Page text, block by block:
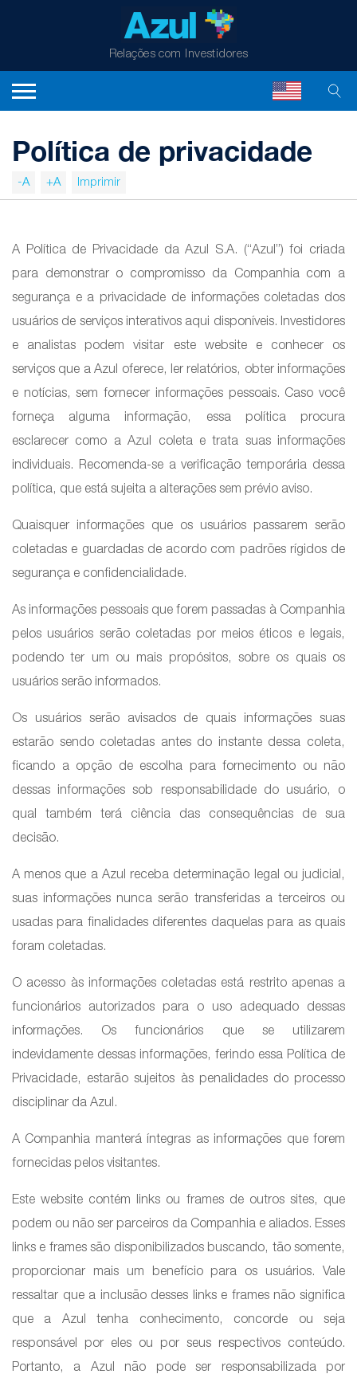
Relações com Investidores
Política de privacidade
-A +A Imprimir
A Política de Privacidade da Azul S.A. (“Azul”) foi criada
para demonstrar o compromisso da Companhia com a
segurança e a privacidade de informações coletadas dos
usuários de serviços interativos aqui disponíveis. Investidores
e analistas podem visitar este website e conhecer os
serviços que a Azul oferece, ler relatórios, obter informações
e notícias, sem fornecer informações pessoais. Caso você
forneça alguma informação, essa política procura
esclarecer como a Azul coleta e trata suas informações
individuais. Recomenda-se a verificação temporária dessa
política, que está sujeita a alterações sem prévio aviso.
Quaisquer informações que os usuários passarem serão
coletadas e guardadas de acordo com padrões rígidos de
segurança e confidencialidade.
As informações pessoais que forem passadas à Companhia
pelos usuários serão coletadas por meios éticos e legais,
podendo ter um ou mais propósitos, sobre os quais os
usuários serão informados.
Os usuários serão avisados de quais informações suas
estarão sendo coletadas antes do instante dessa coleta,
ficando a opção de escolha para fornecimento ou não
dessas informações sob responsabilidade do usuário, o
qual também terá ciência das consequências de sua
decisão.
A menos que a Azul receba determinação legal ou judicial,
suas informações nunca serão transferidas a terceiros ou
usadas para finalidades diferentes daquelas para as quais
foram coletadas.
O acesso às informações coletadas está restrito apenas a
funcionários autorizados para o uso adequado dessas
informações. Os funcionários que se utilizarem
indevidamente dessas informações, ferindo essa Política de
Privacidade, estarão sujeitos às penalidades do processo
disciplinar da Azul.
A Companhia manterá íntegras as informações que forem
fornecidas pelos visitantes.
Este website contém links ou frames de outros sites, que
podem ou não ser parceiros da Companhia e aliados. Esses
links e frames são disponibilizados buscando, tão somente,
proporcionar mais um benefício para os usuários. Vale
ressaltar que a inclusão desses links e frames não significa
que a Azul tenha conhecimento, concorde ou seja
responsável por eles ou por seus respectivos conteúdo.
Portanto, a Azul não pode ser responsabilizada por